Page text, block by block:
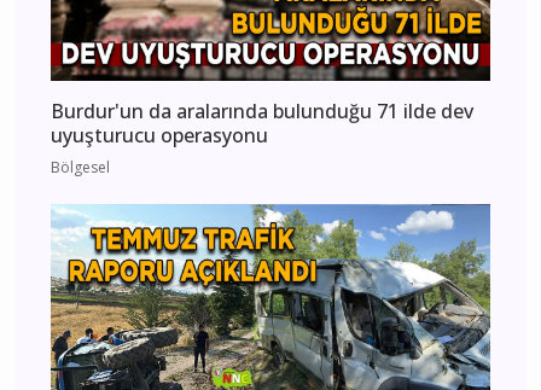
Burdur'un da aralarında bulunduğu 71 ilde dev
uyuşturucu operasyonu
Bölgesel